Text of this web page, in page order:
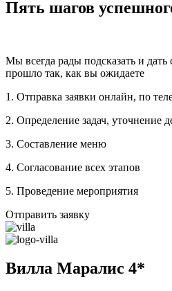
Пять шагов
Мы всегда рады подсказать и
прошло так, как вы ожидаете
1. Отправка заявки онлайн, по
2. Определение задач, уточнение
3. Составление меню
4. Согласование всех этапов
5. Проведение мероприятия
Отправить заявку
Вилла Маралис 4*